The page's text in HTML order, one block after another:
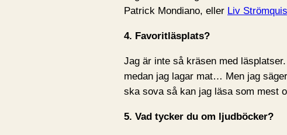
Patrick Mondiano, eller Liv
4. Favoritläsplats?
Jag är inte så kräsen med
medan jag lagar mat… Men jag
ska sova så kan jag läsa som mest
5. Vad tycker du om ljudböcker?